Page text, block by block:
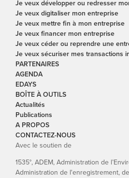
Je veux développer ou redresser
Je veux digitaliser mon entreprise
Je veux mettre fin à mon entreprise
Je veux financer mon entreprise
Je veux céder ou reprendre une
Je veux sécuriser mes transactions
PARTENAIRES
AGENDA
EDAYS
BOÎTE À OUTILS
Actualités
Publications
A PROPOS
CONTACTEZ-NOUS
Avec le soutien de
1535°, ADEM, Administration de
Administration de l'enregistrement,